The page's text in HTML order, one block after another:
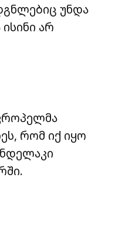
უნდა
არ
რომ იქ იყო